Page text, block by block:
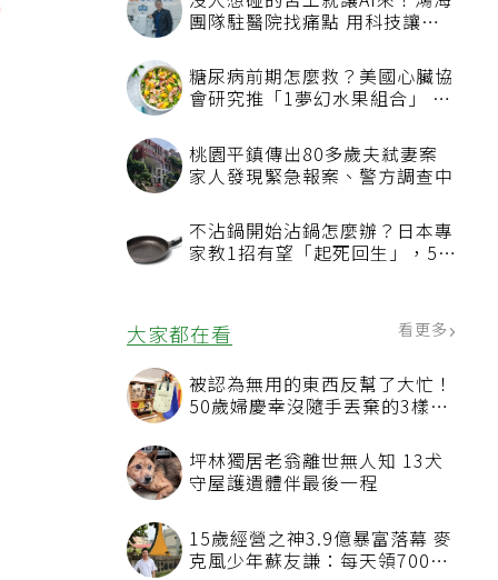
沒人想碰的苦工就讓AI來！鴻海
團隊駐醫院找痛點 用科技讓醫
糖尿病前期怎麼救？美國心臟協
會研究推「1夢幻水果組合」 酪
桃園平鎮傳出80多歲夫弒妻案
家人發現緊急報案、警方調查中
不沾鍋開始沾鍋怎麼辦？日本專
家教1招有望「起死回生」，5情
大家都在看
被認為無用的東西反幫了大忙！
50歲婦慶幸沒隨手丟棄的3樣物
品
坪林獨居老翁離世無人知 13犬
15歲經營之神3.9億暴富落幕 麥